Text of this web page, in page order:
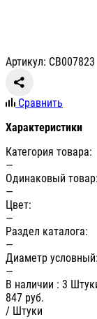
Артикул: СВ007823
Сравнить
Характеристики
Категория товара:
—
Одинаковый товар:
—
Цвет:
—
Раздел каталога:
—
Диаметр условный:
—
В наличии : 3
847 руб.
/ Штуки